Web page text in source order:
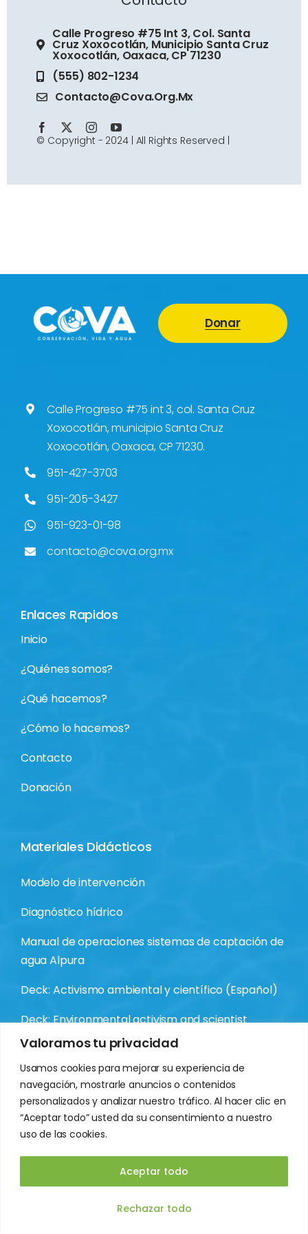
Valoramos tu privacidad
Usamos cookies para mejorar su experiencia de
navegación, mostrarle anuncios o contenidos
personalizados y analizar nuestro tráfico. Al hacer clic en
“Aceptar todo” usted da su consentimiento a nuestro
uso de las cookies.
Rechazar todo
Aceptar todo
¿Cómo lo hacemos?
Modelo de intervención
Programas
Impacto
¿Cómo lo hacemos?
Modelo de intervención
Donación
Nuestra historia
Misión
Visión
Valores
Equipo
¿Qué hacemos?
¿Dónde trabajamos?
Reconocimientos
Impacto
¿Cómo lo hacemos?
Programas
Contacto
¿Quiénes somos?
Nuestra historia
Equipo
¿Con quiénes trabajamos?
¿Dónde trabajamos?
Impacto
Programas
Contacto
Calle Progreso #75 Int 3, Col. Santa
Cruz Xoxocotlán, Municipio Santa Cruz
Xoxocotlán, Oaxaca, CP 71230
(555) 802-1234
Contacto@cova.org.mx
© Copyright - 2024 | All Rights Reserved |
Donar
Calle Progreso #75 int 3, col. Santa Cruz
Xoxocotlán, municipio Santa Cruz
Xoxocotlán, Oaxaca, CP 71230.
951-427-3703
951-205-3427
951-923-01-98
contacto@cova.org.mx
Enlaces Rapidos
Inicio
¿Quiénes somos?
¿Qué hacemos?
¿Cómo lo hacemos?
Contacto
Donación
Materiales Didácticos
Modelo de intervención
Diagnóstico hídrico
Manual de operaciones sistemas de captación de
agua Alpura
Deck: Activismo ambiental y científico (Español)
Deck: Environmental activism and scientist
(Inglés)
© 2026 - GESTRATEGICO KOVA A.C.